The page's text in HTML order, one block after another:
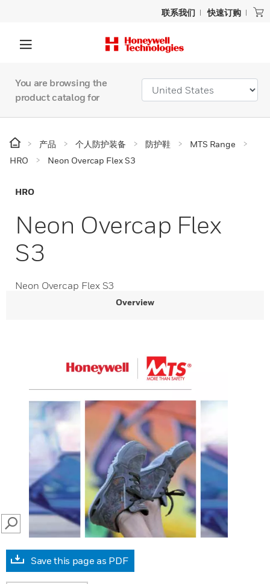
联系我们 快速订购
You are browsing the
product catalog for
产品 个人防护装备 防护鞋
MTS Range
HRO
Neon Overcap Flex S3
HRO
Neon Overcap Flex
S3
Neon Overcap Flex S3
Overview
SEARCH
Save this page as PDF